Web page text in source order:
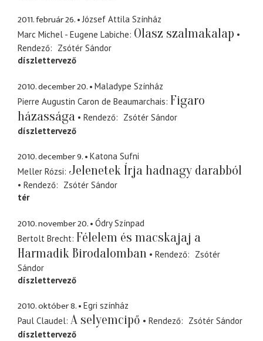
2011. február 26.
József Attila Színház
Marc Michel - Eugene Labiche Olasz szalmakalap
Rendező
Zsótér Sándor
díszlettervező
2010. december 20.
Maladype Színház
Pierre Augustin Caron de Beaumarchais Figaro
házassága
Rendező
Zsótér Sándor
díszlettervező
2010. december 9.
Katona Sufni
Meller Rózsi Jelenetek Írja hadnagy darabból
Rendező
Zsótér Sándor
tér
2010. november 20.
Ódry Színpad
Bertolt Brecht Félelem és macskajaj a
Harmadik Birodalomban
Rendező
Zsótér
Sándor
díszlettervező
2010. október 8.
Egri színház
Paul Claudel A selyemcipő Rendező
Zsótér Sándor
díszlettervező